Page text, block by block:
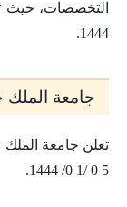
1444.
جامعة الملك
تعلن جامعة الملك
5 0 /1 0/ 1444.